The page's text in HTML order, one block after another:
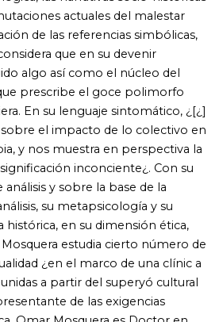
Actualmente es Profesor
en la Universidad Católica de
a cargo de cátedras relativas
clínica y teoría
es Profesor Titular en el
cursos de extensión
psicoanálisis en el país y
trabajos en revistas y
y participó en diversas
nacionales e
segunda edición ampliada,
Metapsicología y clínica
en las mujeres. Entre el
(Letra Viva, 2020). ¿